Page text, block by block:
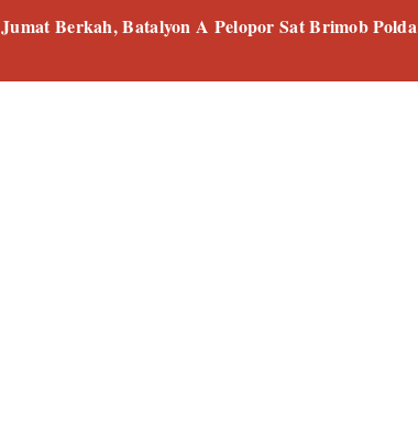
Jumat Berkah, Batalyon A Pelopor Sat Brimob